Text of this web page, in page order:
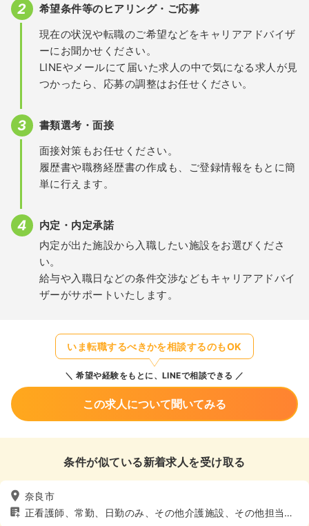
希望条件等のヒアリング・ご応募
現在の状況や転職のご希望などをキャリアアドバイザ
ーにお聞かせください。
LINEやメールにて届いた求人の中で気になる求人が見
つかったら、応募の調整はお任せください。
書類選考・面接
面接対策もお任せください。
履歴書や職務経歴書の作成も、ご登録情報をもとに簡
単に行えます。
内定・内定承諾
内定が出た施設から入職したい施設をお選びくださ
い。
給与や入職日などの条件交渉などもキャリアアドバイ
ザーがサポートいたします。
いま転職するべきかを相談するのもOK
希望や経験をもとに、LINEで相談できる
この求人について聞いてみる
条件が似ている新着求人を受け取る
奈良市
正看護師、常勤、日勤のみ、その他介護施設、その他担当業